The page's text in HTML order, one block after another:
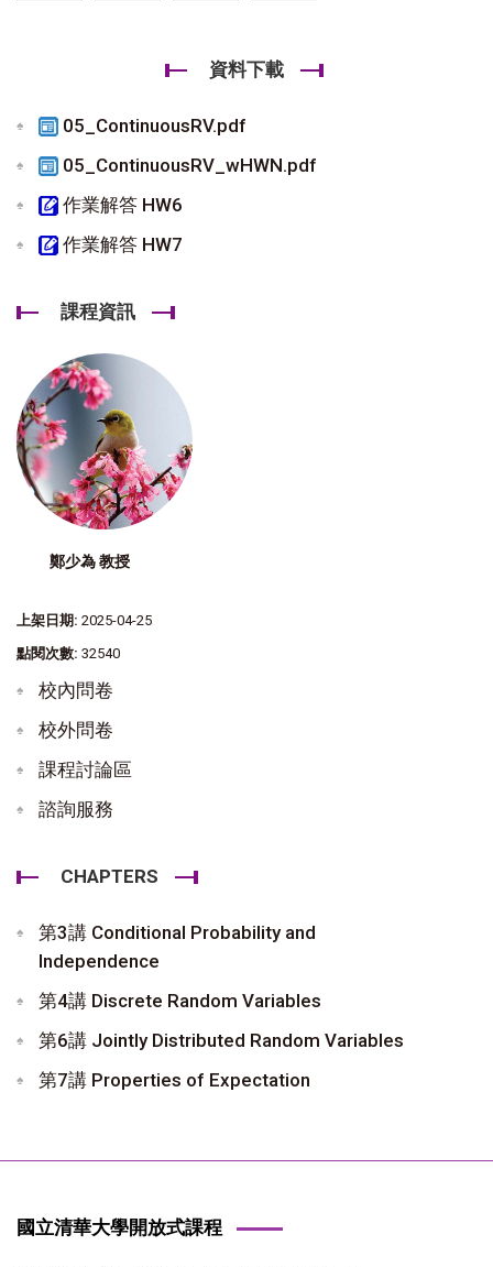
資料下載
05_ContinuousRV.pdf
05_ContinuousRV_wHWN.pdf
作業解答 HW6
作業解答 HW7
課程資訊
鄭少為 教授
上架日期: 2025-04-25
點閱次數: 32540
校內問卷
校外問卷
課程討論區
諮詢服務
CHAPTERS
第3講 Conditional Probability and
Independence
第4講 Discrete Random Variables
第6講 Jointly Distributed Random Variables
第7講 Properties of Expectation
國立清華大學開放式課程